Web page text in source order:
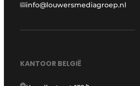
info@louwersmediagroep.nl
KANTOOR BELGIË